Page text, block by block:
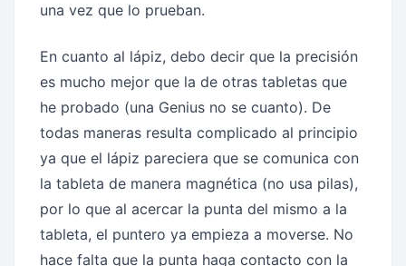
una vez que lo prueban.
En cuanto al lápiz, debo decir que la precisión
es mucho mejor que la de otras tabletas que
he probado (una Genius no se cuanto). De
todas maneras resulta complicado al principio
ya que el lápiz pareciera que se comunica con
la tableta de manera magnética (no usa pilas),
por lo que al acercar la punta del mismo a la
tableta, el puntero ya empieza a moverse. No
hace falta que la punta haga contacto con la